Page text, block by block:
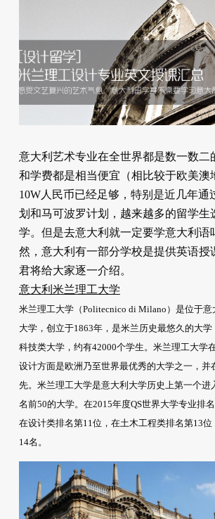
意大利艺术专业在全世界都是数一数二
和学费都是相当便宜（相比较于欧美澳
10W人民币已经足够，特别是近几年通
划和马可波罗计划，越来越多的留学生
学。但是去意大利就一定要学意大利语
然，意大利有一部分学校是提供英语授
君将给大家逐一介绍。
意大利米兰理工大学
米兰理工大学（Politecnico di Milano）是位于
大学，创立于1863年，是米兰历史最悠久的大
科技类大学，约有42000个学生。米兰理工大学
设计方面是欧洲乃至世界最优秀的大学之一，并
先。米兰理工大学是意大利大学历史上第一个进
名前50的大学。在2015年度QS世界大学专业排
在设计类排名第11位，在土木工程类排名第13
14名。